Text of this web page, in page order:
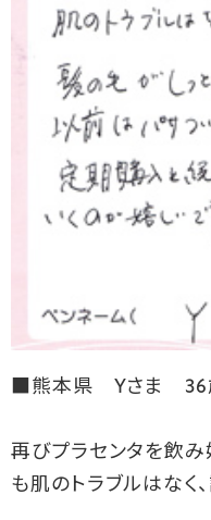
■熊本県 Yさま 36
再びプラセンタを飲
も肌のトラブルはなく